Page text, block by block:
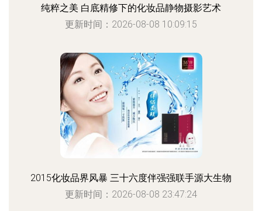
纯粹之美 白底精修下的化妆品静物摄影艺术
更新时间：2026-08-08 10:09:15
2015化妆品界风暴 三十六度伴强强联手源大生物
更新时间：2026-08-08 23:47:24